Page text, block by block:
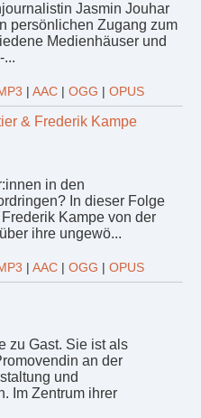
Jasmin Jouhar
persönlichen Zugang zum
Medienhäuser und
...
| AAC | OGG | OPUS
& Frederik Kampe
in den
In dieser Folge
Kampe von der
ihre ungewö...
| AAC | OGG | OPUS
zu Gast. Sie ist als
an der
und
Im Zentrum ihrer